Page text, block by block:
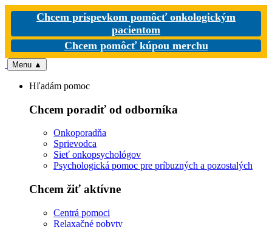
Chcem príspevkom pomôcť onkologickým
pacientom
Chcem pomôcť kúpou merchu
Menu ▲
Hľadám pomoc
Chcem poradiť od odborníka
Onkoporadňa
Sprievodca
Sieť onkopsychológov
Psychologická pomoc pre príbuzných a pozostalých
Chcem žiť aktívne
Centrá pomoci
Relaxačné pobyty